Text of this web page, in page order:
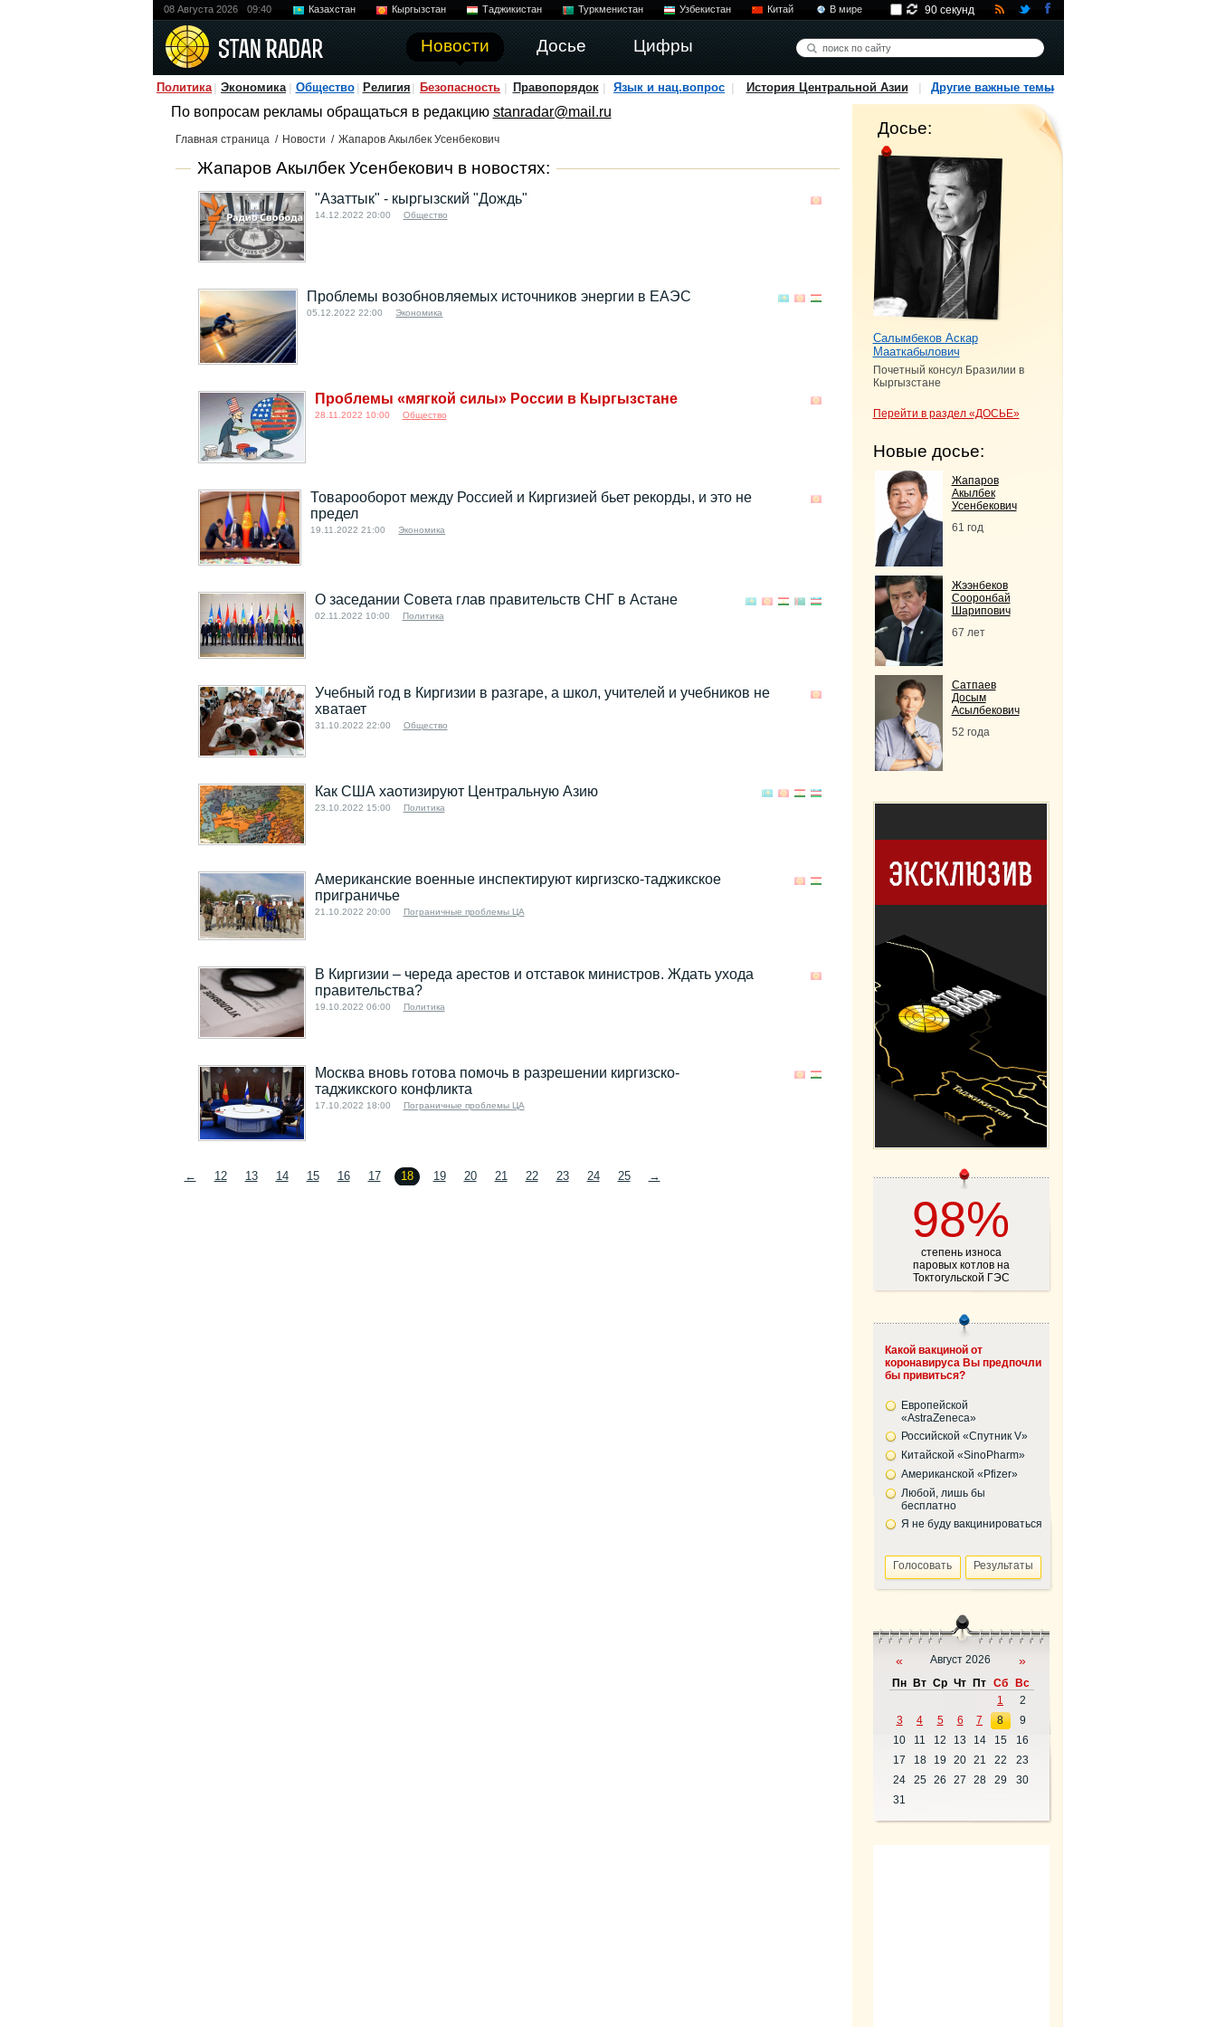
08 Августа 2026 09:40 Казахстан Кыргызстан Таджикистан Туркменистан Узбекистан Китай В мире
Новости Досье Цифры
90 секунд
Политика Экономика Общество Религия Безопасность Правопорядок Язык и нац.вопрос История Центральной Азии Другие важные темы
По вопросам рекламы обращаться в редакцию stanradar@mail.ru
Главная страница / Новости / Жапаров Акылбек Усенбекович
Жапаров Акылбек Усенбекович в новостях:
"Азаттык" - кыргызский "Дождь"
14.12.2022 20:00 Общество
Проблемы возобновляемых источников энергии в ЕАЭС
05.12.2022 22:00 Экономика
Проблемы «мягкой силы» России в Кыргызстане
28.11.2022 10:00 Общество
Товарооборот между Россией и Киргизией бьет рекорды, и это не
предел
19.11.2022 21:00 Экономика
О заседании Совета глав правительств СНГ в Астане
02.11.2022 10:00 Политика
Учебный год в Киргизии в разгаре, а школ, учителей и учебников не
хватает
31.10.2022 22:00 Общество
Как США хаотизируют Центральную Азию
23.10.2022 15:00 Политика
Американские военные инспектируют киргизско-таджикское
приграничье
21.10.2022 20:00 Пограничные проблемы ЦА
В Киргизии – череда арестов и отставок министров. Ждать ухода
правительства?
19.10.2022 06:00 Политика
Москва вновь готова помочь в разрешении киргизско-
таджикского конфликта
17.10.2022 18:00 Пограничные проблемы ЦА
← 12 13 14 15 16 17 18 19 20 21 22 23 24 25 →
Досье:
Салымбеков Аскар
Мааткабылович
Почетный консул Бразилии в
Кыргызстане
Перейти в раздел «ДОСЬЕ»
Новые досье:
Жапаров
Акылбек
Усенбекович
61 год
Жээнбеков
Сооронбай
Шарипович
67 лет
Сатпаев
Досым
Асылбекович
52 года
98%
степень износа
паровых котлов на
Токтогульской ГЭС
Какой вакциной от
коронавируса Вы предпочли
бы привиться?
Европейской
«AstraZeneca»
Российской «Спутник V»
Китайской «SinoPharm»
Американской «Pfizer»
Любой, лишь бы
бесплатно
Я не буду вакцинироваться
« Август 2026 »
Пн Вт Ср Чт Пт Сб
Вс
1
2
3
4 5 6 7 8
9
10
11 12 13 14 15
16
17
18 19 20 21 22
23
24
25 26 27 28 29
30
31